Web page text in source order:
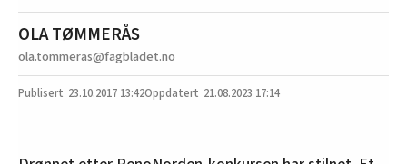
OLA TØMMERÅS
ola.tommeras@fagbladet.no
23.10.2017 13:42 21.08.2023 17:14